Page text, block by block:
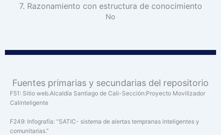
7. Razonamiento con estructura de conocimiento
No
Fuentes primarias y secundarias del repositorio
F51: Sitio web.Alcaldía Santiago de Cali-Sección:Proyecto Movilizador
Calinteligente
F249: Infografía: “SATIC- sistema de alertas tempranas inteligentes y
comunitarias.”